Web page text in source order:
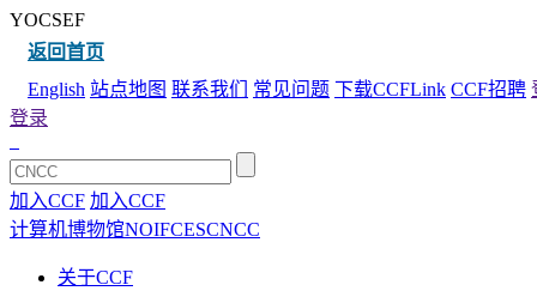
YOCSEF
返回首页
English 站点地图 联系我们 常见问题 下载CCFLink CCF招聘
登录
加入CCF 加入CCF
计算机博物馆NOIFCESCNCC
关于CCF